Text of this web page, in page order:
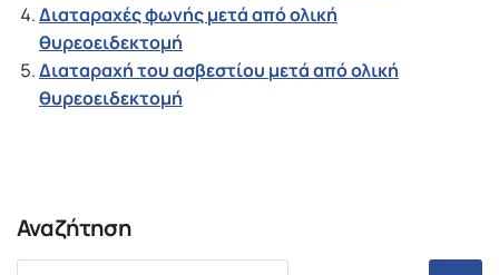
Διαταραχές φωνής μετά από ολική
θυρεοειδεκτομή
Διαταραχή του ασβεστίου μετά από ολική
θυρεοειδεκτομή
Αναζήτηση